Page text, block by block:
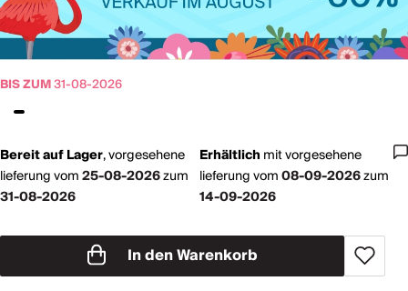
BIS ZUM31-08-2026
Bereit auf Lager,vorgesehene
lieferung vom25-08-2026zum
31-08-2026
Erhältlich mitvorgesehene
lieferung vom08-09-2026zum
14-09-2026
In den Warenkorb